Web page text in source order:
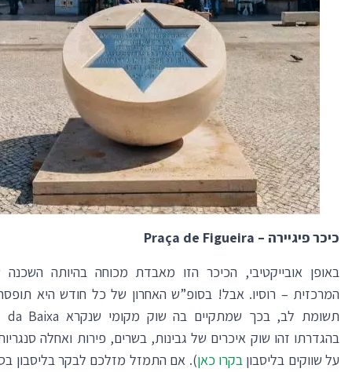
כיכר פיגיירה – Praça de Figueira
באופן אובייקטיבי, הכיכר הזו מאבדת מכוחה בהיותה
המרכזית – רוסיו. אבל! בסופ”ש האחרון של כל חודש היא
בהגדרתו זהו שוק איכרים של גבינות, בשרים, פירות ואחלה
על שווקים בליסבון בקרו כאן). אם התמזל מזלכם לבקר בליסבון